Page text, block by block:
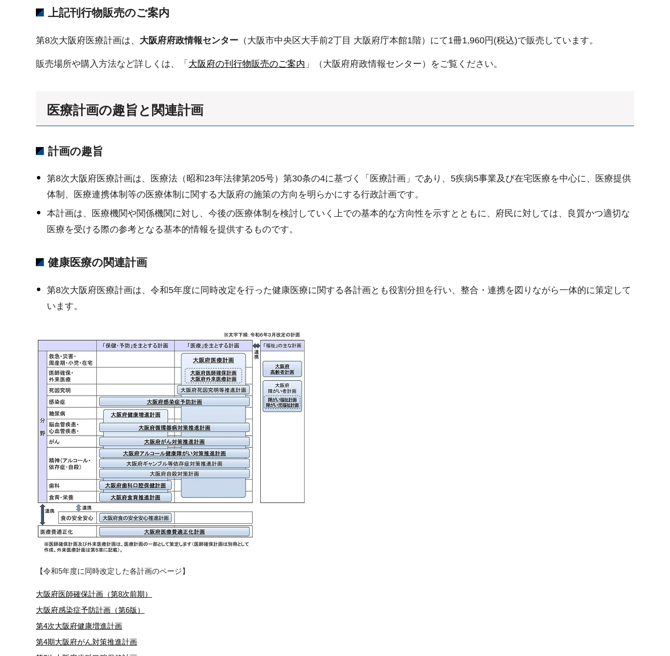
上記刊行物販売のご案内
第8次大阪府医療計画は、 大阪府府政情報センター （大阪市中央区大手前2丁目 大阪府庁本館1階）にて1冊1,960円(税込)で販売しています。
販売場所や購入方法など詳しくは、「 大阪府の刊行物販売のご案内 」（大阪府府政情報センター）をご覧ください。
医療計画の趣旨と関連計画
計画の趣旨
第8次大阪府医療計画は、医療法（昭和23年法律第205号）第30条の4に基づく「医療計画」であり、5疾病5事業及び在宅医療を中心に、医療提供
体制、医療連携体制等の医療体制に関する大阪府の施策の方向を明らかにする行政計画です。
本計画は、医療機関や関係機関に対し、今後の医療体制を検討していく上での基本的な方向性を示すとともに、府民に対しては、良質かつ適切な
医療を受ける際の参考となる基本的情報を提供するものです。
健康医療の関連計画
第8次大阪府医療計画は、令和5年度に同時改定を行った健康医療に関する各計画とも役割分担を行い、整合・連携を図りながら一体的に策定して
います。
【令和5年度に同時改定した各計画のページ】
大阪府医師確保計画（第8次前期）
大阪府感染症予防計画（第6版）
第4次大阪府健康増進計画
第4期大阪府がん対策推進計画